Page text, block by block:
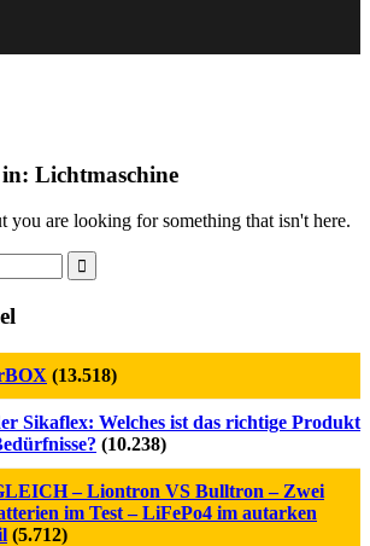
Lichtmaschine
you are looking for something that isn't here.
(13.518)
Sikaflex: Welches ist das richtige Produkt
(10.238)
– Liontron VS Bulltron – Zwei
im Test – LiFePo4 im autarken
(5.712)